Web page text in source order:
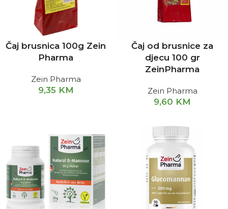
Čaj brusnica 100g Zein
Pharma
Zein Pharma
9,35 KM
Čaj od brusnice za
djecu 100 gr
ZeinPharma
Zein Pharma
9,60 KM